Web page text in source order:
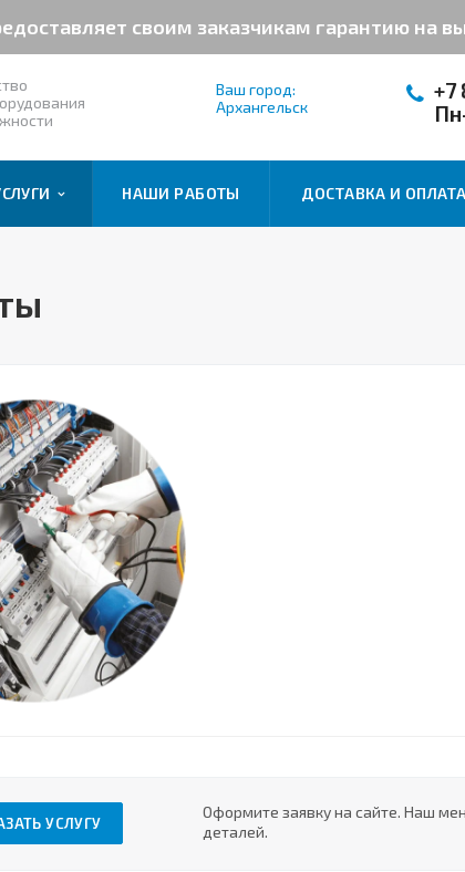
своим заказчикам гарантию на
Ваш город:
Архангельск
+7
НАШИ РАБОТЫ ДОСТАВКА И ОПЛАТА
УСЛУГУ
Оформите заявку на сайте. Наш
деталей.